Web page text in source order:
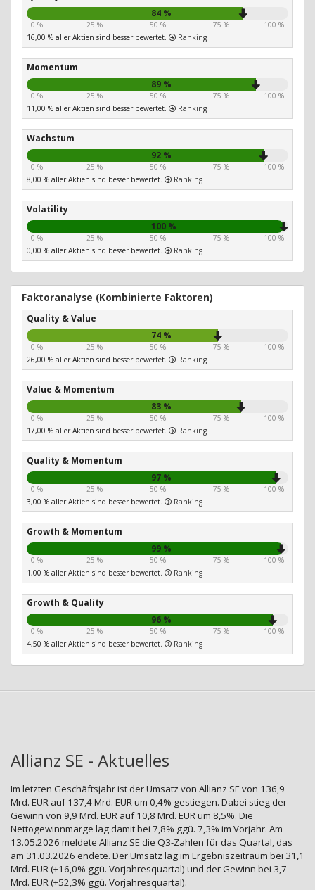
84 %
0 % 25 % 50 % 75 %
100 %
16,00 % aller Aktien sind besser bewertet.
Ranking
Momentum
89 %
0 % 25 % 50 % 75 %
100 %
11,00 % aller Aktien sind besser bewertet.
Ranking
Wachstum
92 %
0 % 25 % 50 % 75 %
100 %
8,00 % aller Aktien sind besser bewertet.
Ranking
Volatility
100 %
0 % 25 % 50 % 75 %
100 %
0,00 % aller Aktien sind besser bewertet.
Ranking
Faktoranalyse (Kombinierte Faktoren)
Quality & Value
74 %
0 % 25 % 50 % 75 %
100 %
26,00 % aller Aktien sind besser bewertet.
Ranking
Value & Momentum
83 %
0 % 25 % 50 % 75 %
100 %
17,00 % aller Aktien sind besser bewertet.
Ranking
Quality & Momentum
97 %
0 % 25 % 50 % 75 %
100 %
3,00 % aller Aktien sind besser bewertet.
Ranking
Growth & Momentum
99 %
0 % 25 % 50 % 75 %
100 %
1,00 % aller Aktien sind besser bewertet.
Ranking
Growth & Quality
96 %
0 % 25 % 50 % 75 %
100 %
4,50 % aller Aktien sind besser bewertet.
Ranking
Allianz SE - Aktuelles
Im letzten Geschäftsjahr ist der Umsatz von Allianz SE von 136,9
Mrd. EUR auf 137,4 Mrd. EUR um 0,4% gestiegen. Dabei stieg der
Gewinn von 9,9 Mrd. EUR auf 10,8 Mrd. EUR um 8,5%. Die
Nettogewinnmarge lag damit bei 7,8% ggü. 7,3% im Vorjahr. Am
13.05.2026 meldete Allianz SE die Q3-Zahlen für das Quartal, das
am 31.03.2026 endete. Der Umsatz lag im Ergebniszeitraum bei 31,1
Mrd. EUR (+16,0% ggü. Vorjahresquartal) und der Gewinn bei 3,7
Mrd. EUR (+52,3% ggü. Vorjahresquartal).